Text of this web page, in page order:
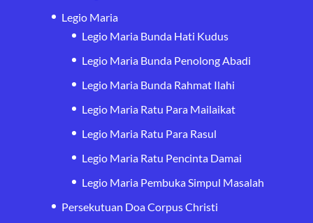
Legio Maria
Legio Maria Bunda Hati Kudus
Legio Maria Bunda Penolong Abadi
Legio Maria Bunda Rahmat Ilahi
Legio Maria Ratu Para Mailaikat
Legio Maria Ratu Para Rasul
Legio Maria Ratu Pencinta Damai
Legio Maria Pembuka Simpul Masalah
Persekutuan Doa Corpus Christi